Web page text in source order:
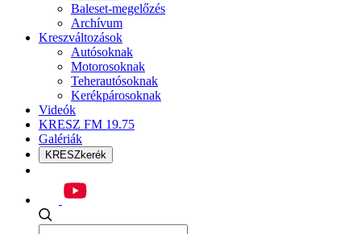
Baleset-megelőzés
Archívum
Kreszváltozások
Autósoknak
Motorosoknak
Teherautósoknak
Kerékpárosoknak
Videók
KRESZ FM 19.75
Galériák
KRESZkerék